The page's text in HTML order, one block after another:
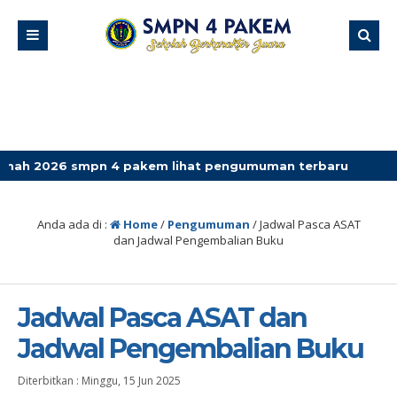
4 pakem lihat pengumuman terbaru
Anda ada di : Home/ Pengumuman /Jadwal Pasca ASAT
dan Jadwal Pengembalian Buku
Jadwal Pasca ASAT dan
Jadwal Pengembalian Buku
Diterbitkan : Minggu, 15 Jun 2025